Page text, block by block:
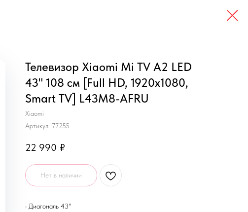
Телевизор Xiaomi Mi TV A2 LED
43" 108 см [Full HD, 1920x1080,
Smart TV] L43M8-AFRU
Xiaomi
Артикул: 77255
22 990 ₽
Нет в наличии
• Диагональ 43"